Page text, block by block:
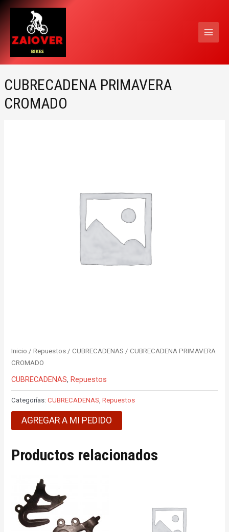
contenido
CUBRECADENA PRIMAVERA
CROMADO
Inicio /Repuestos /CUBRECADENAS / CUBRECADENA PRIMAVERA
CROMADO
CUBRECADENAS,Repuestos
Categorías:CUBRECADENAS ,Repuestos
AGREGAR A MI PEDIDO
Productos relacionados